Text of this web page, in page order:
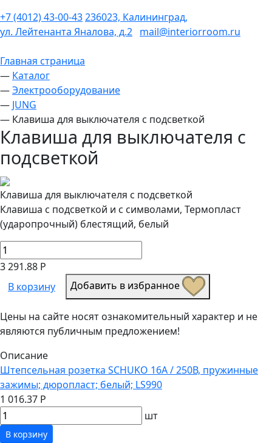
+7 (4012) 43-00-43236023, Калининград,
ул. Лейтенанта Яналова, д.2 mail@interiorroom.ru
Главная страница
— Каталог
—Электрооборудование
— JUNG
— Клавиша для выключателя с подсветкой
Клавиша для выключателя с
подсветкой
Клавиша для выключателя с подсветкой
Клавиша с подсветкой и с символами, Термопласт
(ударопрочный) блестящий, белый
3 291.88 Р
В корзину
Добавить в избранное
Цены на сайте носят ознакомительный характер и не
являются публичным предложением!
Описание
Штепсельная розетка SCHUKO 16А / 250В, пружинные
зажимы; дюропласт; белый; LS990
1 016.37 Р
шт
В корзину